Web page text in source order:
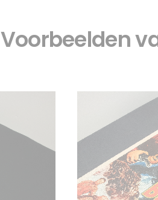
Voorbeelden